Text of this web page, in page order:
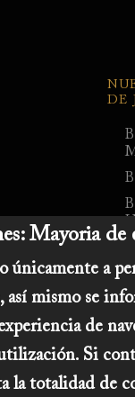
DE
Mayoria de
únicamente a
así mismo se
de
Si
la totalidad de